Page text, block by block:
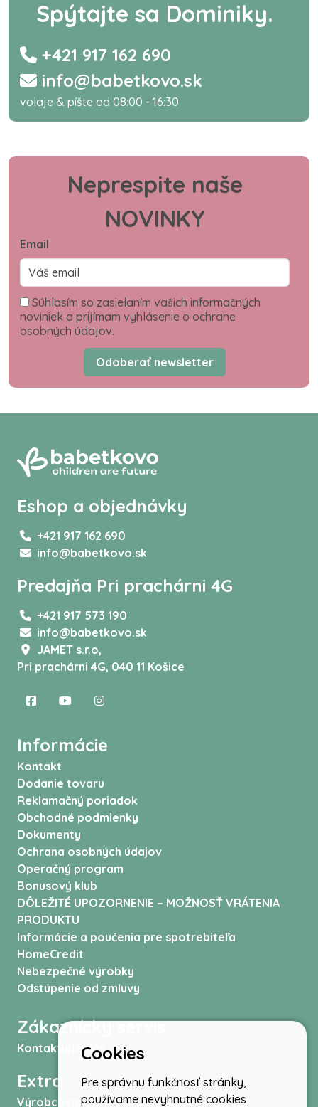
Spýtajte sa Dominiky.
+421 917 162 690
info@babetkovo.sk
volaje & píšte od 08:00 - 16:30
Neprespite naše
NOVINKY
Email
Súhlasím so zasielaním vašich informačných
noviniek a prijímam vyhlásenie o ochrane
osobných údajov.
Odoberať newsletter
Eshop a objednávky
+421 917 162 690
info@babetkovo.sk
Predajňa Pri prachárni 4G
+421 917 573 190
info@babetkovo.sk
JAMET s.r.o,
Pri prachárni 4G, 040 11 Košice
Informácie
Kontakt
Dodanie tovaru
Reklamačný poriadok
Obchodné podmienky
Dokumenty
Ochrana osobných údajov
Operačný program
Bonusový klub
DÔLEŽITÉ UPOZORNENIE – MOŽNOSŤ VRÁTENIA
PRODUKTU
Informácie a poučenia pre spotrebiteľa
HomeCredit
Nebezpečné výrobky
Odstúpenie od zmluvy
Zákaznícky servis
Kontaktujte nás
Extra
Výrobcovia
Cookies
Pre správnu funkčnosť stránky,
používame nevyhnutné cookies